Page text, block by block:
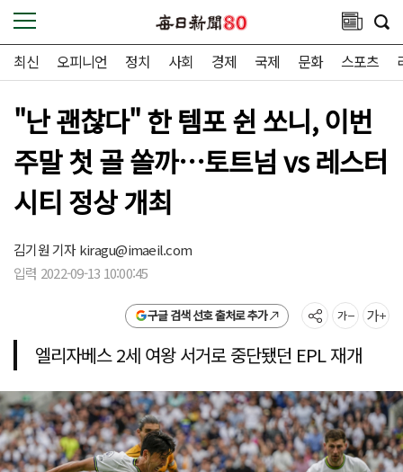
최신 오피니언 정치 사회 경제 국제 문화 스포츠
"난 괜찮다" 한 템포 쉰 쏘니, 이번
주말 첫 골 쏠까…토트넘 vs 레스터
시티 정상 개최
김기원 기자kiragu@imaeil.com
입력 2022-09-13 10:00:45
구글 검색 선호 출처로 추가
엘리자베스 2세 여왕 서거로 중단됐던 EPL 재개